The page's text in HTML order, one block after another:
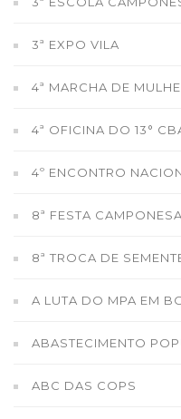
3ª EXPO VILA
4ª MARCHA DE
4ª OFICINA DO 13°
4º ENCONTRO
8ª FESTA CAMPONESA
8ª TROCA DE
A LUTA DO MPA EM
ABASTECIMENTO
ABC DAS COPS